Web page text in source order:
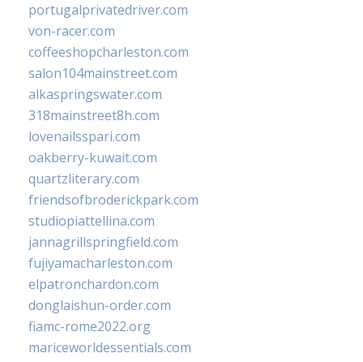
portugalprivatedriver.com
von-racer.com
coffeeshopcharleston.com
salon104mainstreet.com
alkaspringswater.com
318mainstreet8h.com
lovenailsspari.com
oakberry-kuwait.com
quartzliterary.com
friendsofbroderickpark.com
studiopiattellina.com
jannagrillspringfield.com
fujiyamacharleston.com
elpatronchardon.com
donglaishun-order.com
fiamc-rome2022.org
mariceworldessentials.com